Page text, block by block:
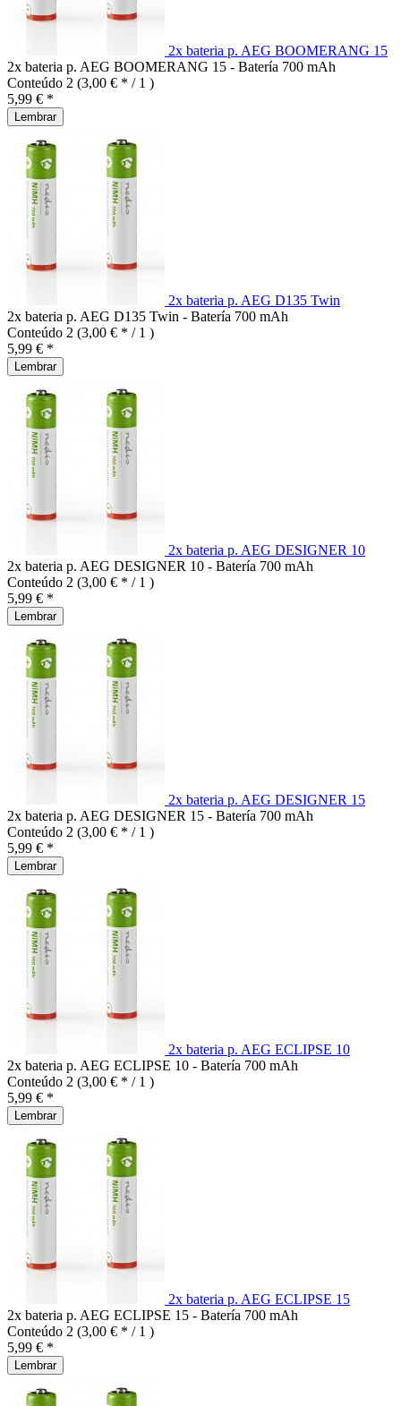
2x bateria p. AEG BOOMERANG 15
2x bateria p. AEG BOOMERANG 15 - Batería 700 mAh
Conteúdo 2 (3,00 € * / 1 )
5,99 € *
Lembrar
2x bateria p. AEG D135 Twin
2x bateria p. AEG D135 Twin - Batería 700 mAh
Conteúdo 2 (3,00 € * / 1 )
5,99 € *
Lembrar
2x bateria p. AEG DESIGNER 10
2x bateria p. AEG DESIGNER 10 - Batería 700 mAh
Conteúdo 2 (3,00 € * / 1 )
5,99 € *
Lembrar
2x bateria p. AEG DESIGNER 15
2x bateria p. AEG DESIGNER 15 - Batería 700 mAh
Conteúdo 2 (3,00 € * / 1 )
5,99 € *
Lembrar
2x bateria p. AEG ECLIPSE 10
2x bateria p. AEG ECLIPSE 10 - Batería 700 mAh
Conteúdo 2 (3,00 € * / 1 )
5,99 € *
Lembrar
2x bateria p. AEG ECLIPSE 15
2x bateria p. AEG ECLIPSE 15 - Batería 700 mAh
Conteúdo 2 (3,00 € * / 1 )
5,99 € *
Lembrar